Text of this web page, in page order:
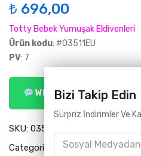
₺ 696,00
Totty Bebek Yumuşak Eldivenleri
Ürün kodu: #03511EU
PV: 7
WhatsApp ile Sipariş Ver
SKU: 03511EU
Categories:
Bebek ve Çocuk
Bizi Takip Edin
Sürpriz İndirimler Ve